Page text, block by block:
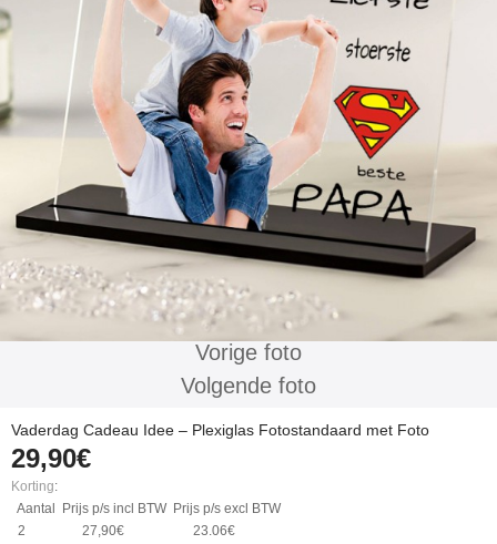
Vorige foto
Volgende foto
Vaderdag Cadeau Idee – Plexiglas Fotostandaard met Foto
29,90€
Korting:
Aantal
Prijs p/s incl BTW Prijs p/s excl BTW
2
27,90€
23.06€